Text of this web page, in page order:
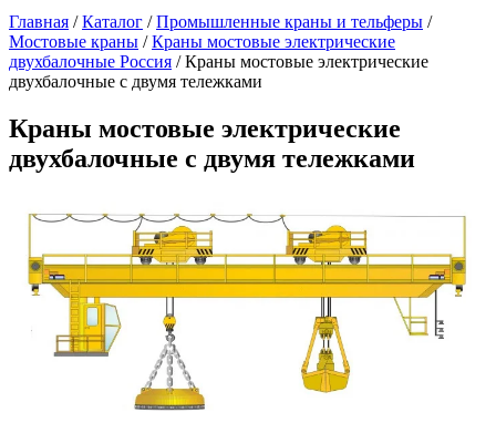
Главная /Каталог /Промышленные краны и тельферы /
Мостовые краны /Краны мостовые электрические
двухбалочные Россия /Краны мостовые электрические
двухбалочные с двумя тележками
Краны мостовые электрические
двухбалочные с двумя тележками